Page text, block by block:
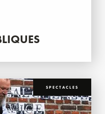
SPECTACLES